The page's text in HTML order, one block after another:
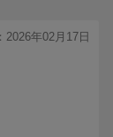
2026年02月17日